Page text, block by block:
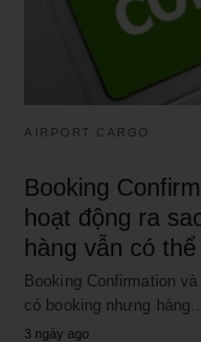
AIRPORT CARGO
Booking
hoạt động ra
hàng vẫn có
Booking Confirmation
có booking nhưng hàng…
3 ngày ago